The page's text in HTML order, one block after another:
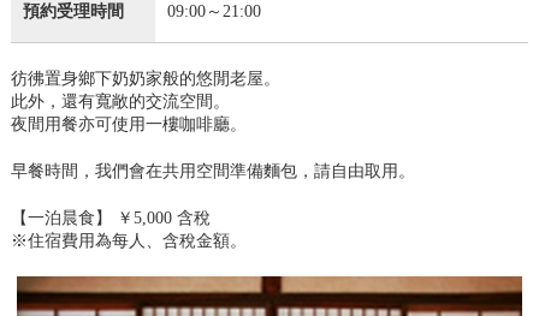
預約受理時間 09:00～21:00
彷彿置身鄉下奶奶家般的悠閒老屋。
此外，還有寬敞的交流空間。
夜間用餐亦可使用一樓咖啡廳。
早餐時間，我們會在共用空間準備麵包，請自由取用。
【一泊晨食】 ￥5,000 含稅
※住宿費用為每人、含稅金額。